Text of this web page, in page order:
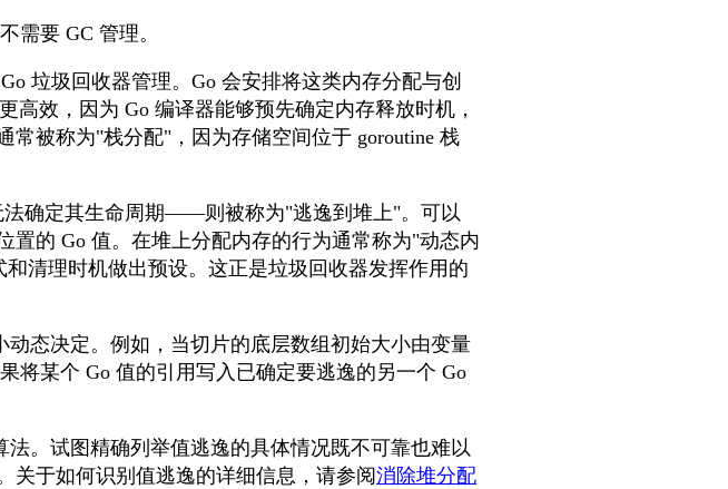
需要 GC 管理。
垃圾回收器管理。Go 会安排将这类内存分配与创
高效，因为 Go 编译器能够预先确定内存释放时机，
被称为"栈分配"，因为存储空间位于 goroutine 栈
确定其生命周期——则被称为"逃逸到堆上"。可以
的 Go 值。在堆上分配内存的行为通常称为"动态内
清理时机做出预设。这正是垃圾回收器发挥作用的
态决定。例如，当切片的底层数组初始大小由变量
将某个 Go 值的引用写入已确定要逃逸的另一个 Go
。试图精确列举值逃逸的具体情况既不可靠也难以
关于如何识别值逃逸的详细信息，请参阅消除堆分配